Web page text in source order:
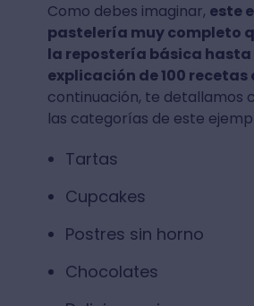
Como debes imaginar, este
pastelería muy completo
la repostería básica
explicación de 100
continuación, te detallamos
las categorías de este
Tartas
Cupcakes
Postres sin horno
Chocolates